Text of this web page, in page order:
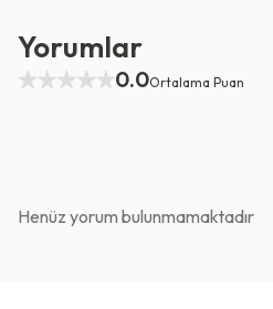
Yorumlar
0.0Ortalama Puan
Henüz yorum bulunmamaktadır